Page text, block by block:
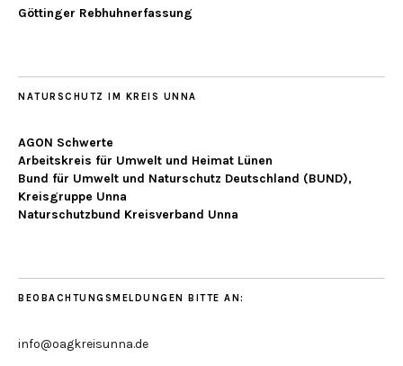
Göttinger Rebhuhnerfassung
NATURSCHUTZ IM KREIS UNNA
AGON Schwerte
Arbeitskreis für Umwelt und Heimat Lünen
Bund für Umwelt und Naturschutz Deutschland (BUND),
Kreisgruppe Unna
Naturschutzbund Kreisverband Unna
BEOBACHTUNGSMELDUNGEN BITTE AN:
info@oagkreisunna.de